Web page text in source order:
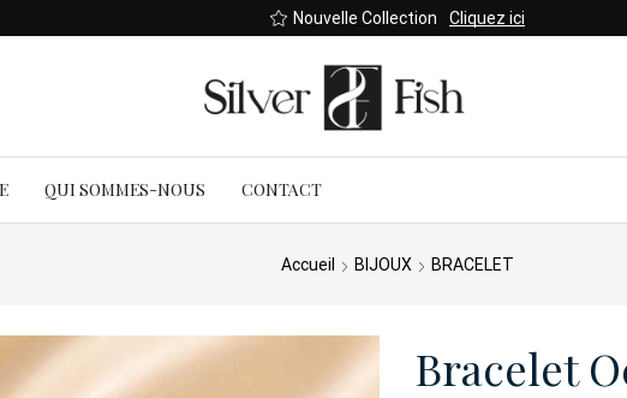
Nouvelle Collection Cliquez ici
QUI SOMMES-NOUS CONTACT
Accueil BIJOUX BRACELET
Bracelet